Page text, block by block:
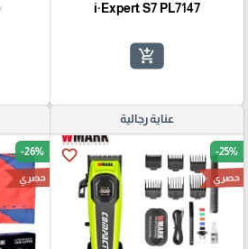
i·Expert S7 PL7147
add_shopping_cart
عناية رجالية
favorite_border -25%
حصري
-26%
حصري